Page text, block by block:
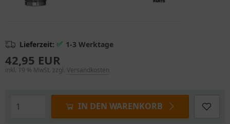
Lieferzeit: ✅ 1-3 Werktage
42,95 EUR
inkl. 19 % MwSt. zzgl. Versandkosten
IN DEN WARENKORB